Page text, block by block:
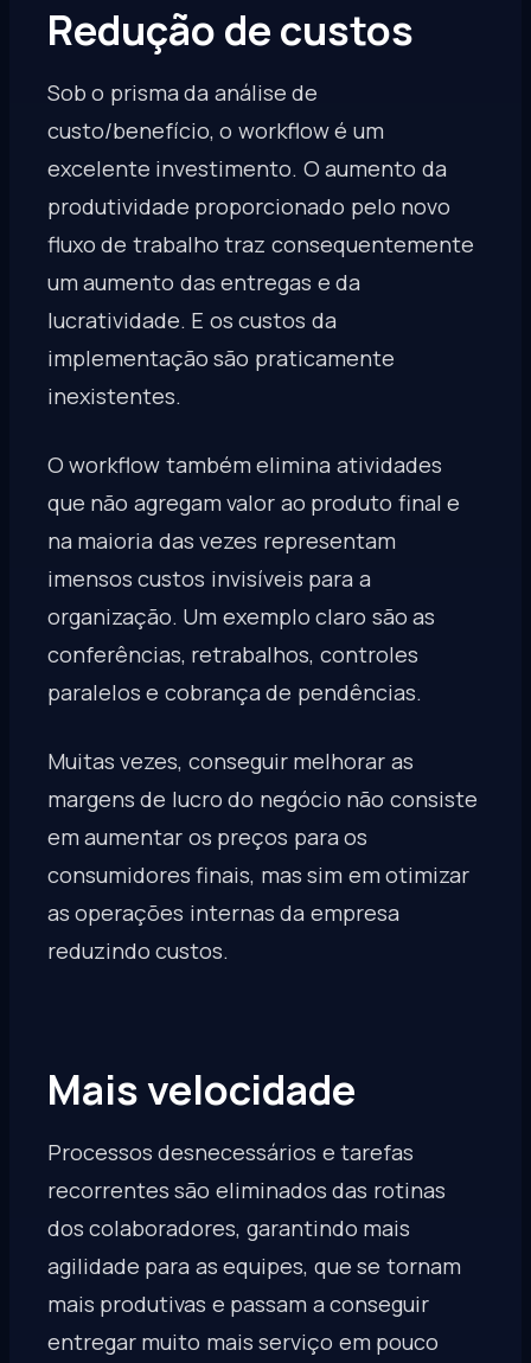
Redução de custos
Sob o prisma da análise de
custo/benefício, o workflow é um
excelente investimento. O aumento da
produtividade proporcionado pelo novo
fluxo de trabalho traz consequentemente
um aumento das entregas e da
lucratividade. E os custos da
implementação são praticamente
inexistentes.
O workflow também elimina atividades
que não agregam valor ao produto final e
na maioria das vezes representam
imensos custos invisíveis para a
organização. Um exemplo claro são as
conferências, retrabalhos, controles
paralelos e cobrança de pendências.
Muitas vezes, conseguir melhorar as
margens de lucro do negócio não consiste
em aumentar os preços para os
consumidores finais, mas sim em otimizar
as operações internas da empresa
reduzindo custos.
Mais velocidade
Processos desnecessários e tarefas
recorrentes são eliminados das rotinas
dos colaboradores, garantindo mais
agilidade para as equipes, que se tornam
mais produtivas e passam a conseguir
entregar muito mais serviço em pouco